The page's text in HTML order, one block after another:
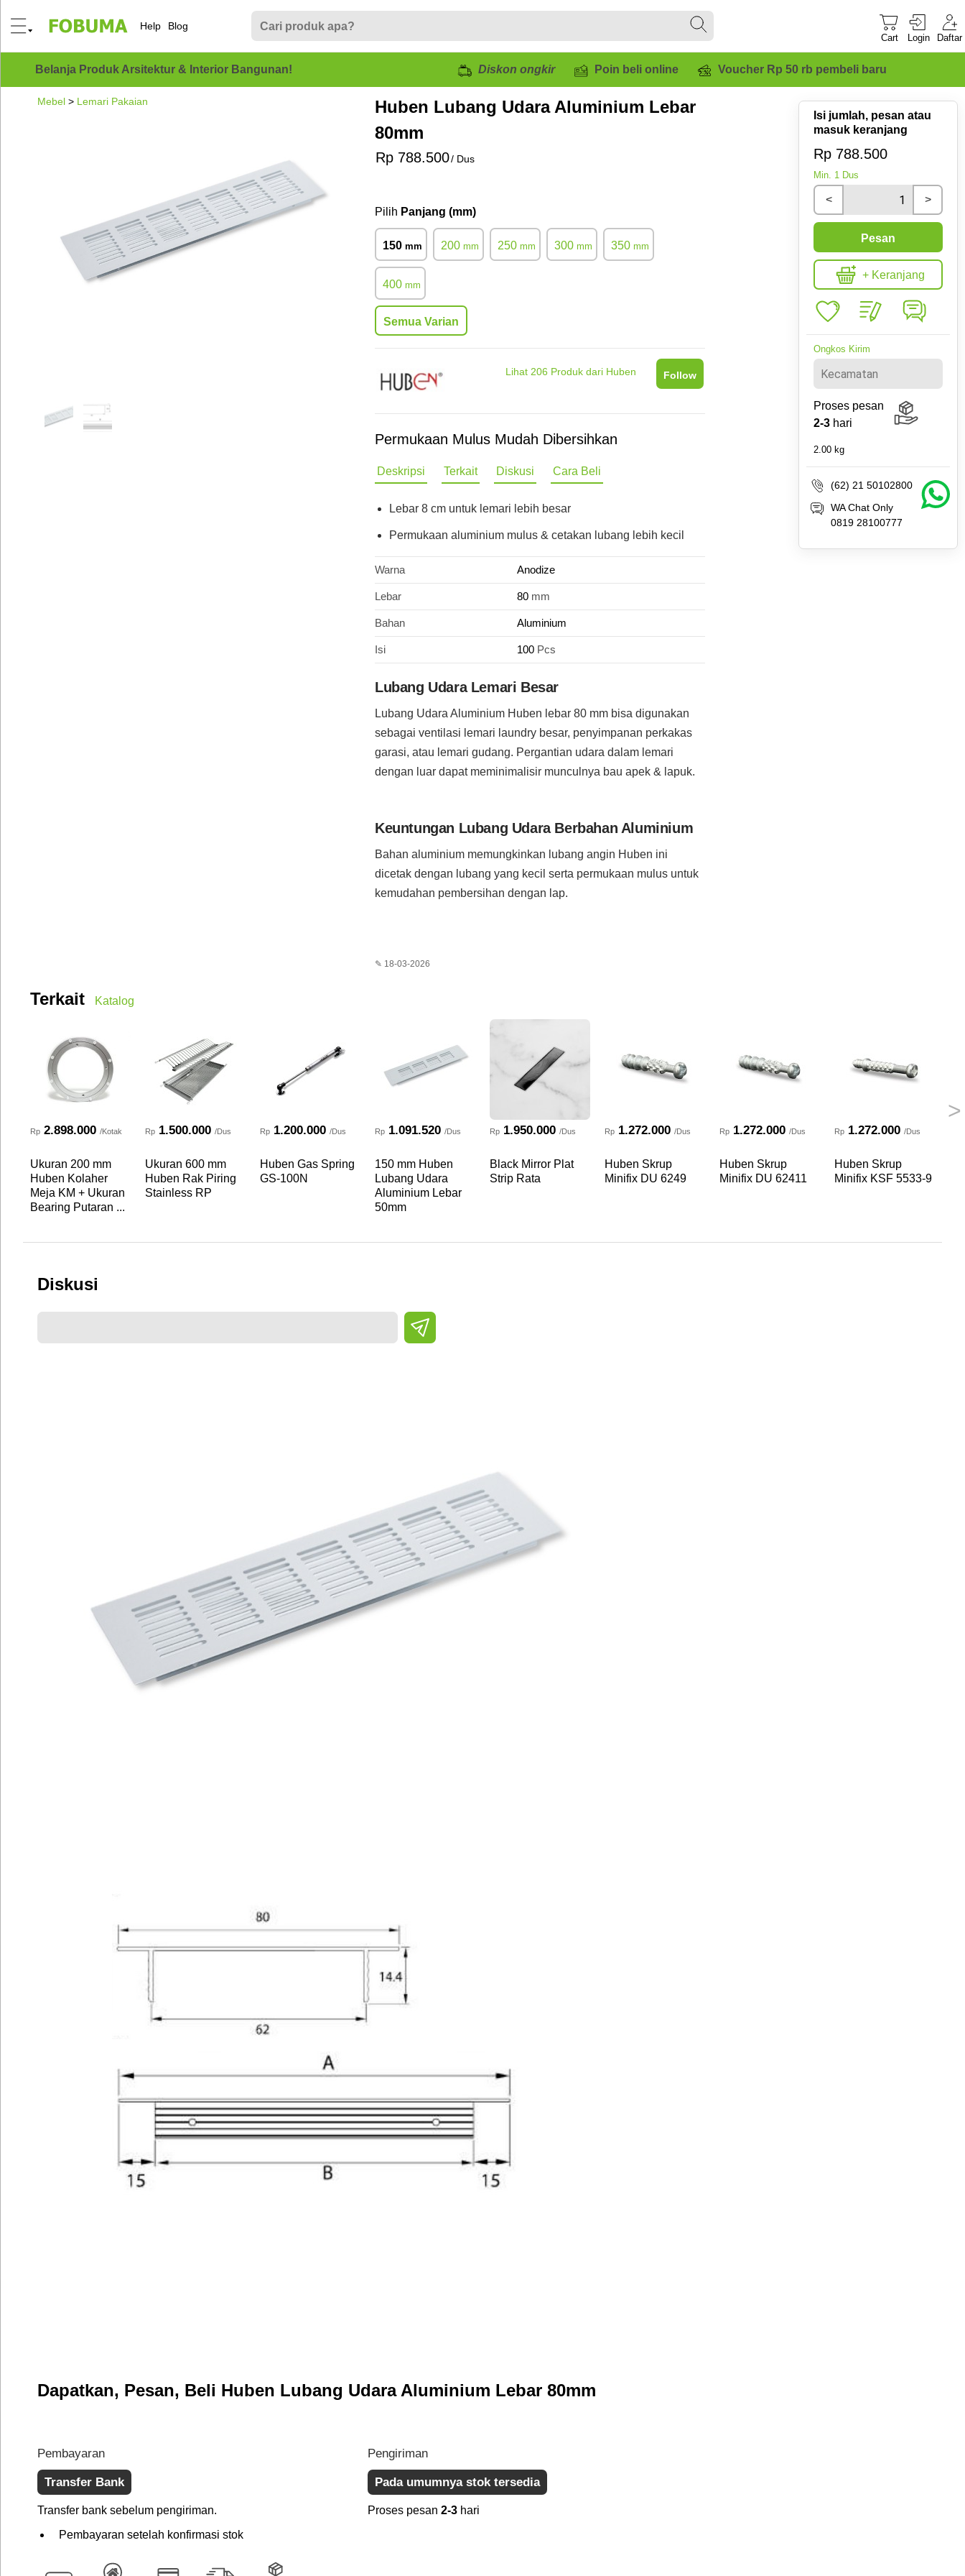
Help Blog
Cart Login Daftar
Belanja Produk Arsitektur & Interior Bangunan! Diskon ongkir Poin beli online Voucher Rp 50 rb pembeli baru
Mebel > Lemari Pakaian
Huben Lubang Udara Aluminium Lebar
80mm
Rp 788.500/ Dus
Pilih Panjang (mm)
150 mm 200 mm 250 mm 300 mm 350 mm
400 mm
Semua Varian
Isi jumlah, pesan atau
masuk keranjang
Rp 788.500
Min. 1 Dus
< >
Pesan
+ Keranjang
Ongkos Kirim
Proses pesan
2-3 hari
2.00 kg
(62) 21 50102800
WA Chat Only
0819 28100777
Lihat 206 Produk dari Huben Follow
Permukaan Mulus Mudah Dibersihkan
Deskripsi Terkait Diskusi Cara Beli
Lebar 8 cm untuk lemari lebih besar
Permukaan aluminium mulus & cetakan lubang lebih kecil
Warna Anodize
Lebar 80 mm
Bahan Aluminium
Isi 100 Pcs
Lubang Udara Lemari Besar
Lubang Udara Aluminium Huben lebar 80 mm bisa digunakan
sebagai ventilasi lemari laundry besar, penyimpanan perkakas
garasi, atau lemari gudang. Pergantian udara dalam lemari
dengan luar dapat meminimalisir munculnya bau apek & lapuk.
Keuntungan Lubang Udara Berbahan Aluminium
Bahan aluminium memungkinkan lubang angin Huben ini
dicetak dengan lubang yang kecil serta permukaan mulus untuk
kemudahan pembersihan dengan lap.
✎ 18-03-2026
Terkait Katalog
>
Rp 2.898.000 /Kotak
Ukuran 200 mm
Huben Kolaher
Meja KM + Ukuran
Bearing Putaran ...
Rp 1.500.000 /Dus
Ukuran 600 mm
Huben Rak Piring
Stainless RP
Rp 1.200.000 /Dus
Huben Gas Spring
GS-100N
Rp 1.091.520 /Dus
150 mm Huben
Lubang Udara
Aluminium Lebar
50mm
Rp 1.950.000 /Dus
Black Mirror Plat
Strip Rata
Rp 1.272.000 /Dus
Huben Skrup
Minifix DU 6249
Rp 1.272.000 /Dus
Huben Skrup
Minifix DU 62411
Rp 1.272.000 /Dus
Huben Skrup
Minifix KSF 5533-9
Diskusi
Dapatkan, Pesan, Beli Huben Lubang Udara Aluminium Lebar 80mm
Pembayaran
Transfer Bank
Transfer bank sebelum pengiriman.
Pembayaran setelah konfirmasi stok
Pengiriman
Pada umumnya stok tersedia
Proses pesan 2-3 hari